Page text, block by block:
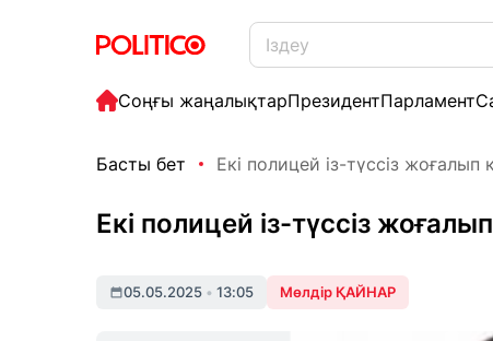
Соңғы жаңалықтарПрезидентПарламент
Басты бет Екі полицей із-түссіз жоғалып
Екі полицей із-түссіз жоғалып
05.05.2025 • 13:05 Мөлдір ҚАЙНАР